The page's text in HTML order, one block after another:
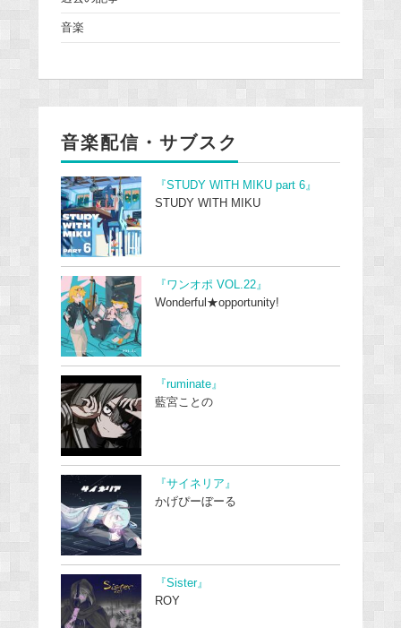
音楽
音楽配信・サブスク
『STUDY WITH MIKU part 6』
STUDY WITH MIKU
『ワンオポ VOL.22』
Wonderful★opportunity!
『ruminate』
藍宮ことの
『サイネリア』
かげぴーぼーる
『Sister』
ROY